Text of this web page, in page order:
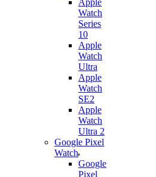
Apple
Watch
Series
10
Apple
Watch
Ultra
Apple
Watch
SE2
Apple
Watch
Ultra 2
Google Pixel
Watch
Google
Pixel